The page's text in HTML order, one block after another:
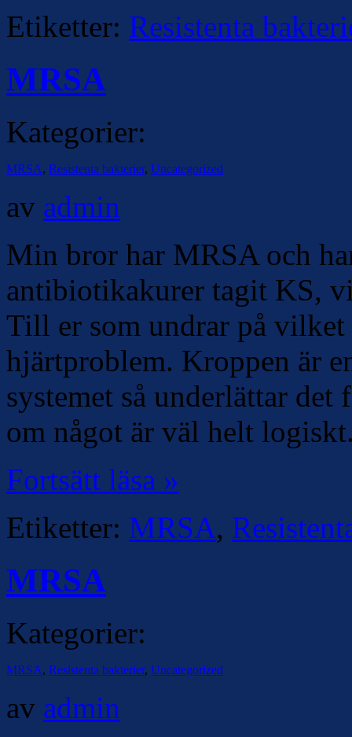
Etiketter: Resistenta
MRSA
Kategorier:
MRSA, Resistenta bakterier, Uncategorized
av admin
Min bror har MRSA och
antibiotikakurer tagit KS,
Till er som undrar på
hjärtproblem. Kroppen är
systemet så underlättar
om något är väl helt
Fortsätt läsa »
Etiketter: MRSA,
MRSA
Kategorier:
MRSA, Resistenta bakterier, Uncategorized
av admin